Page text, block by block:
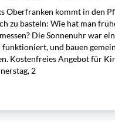
Oberfranken kommt in den
zu basteln: Wie hat man
Die Sonnenuhr war
funktioniert, und bauen
Kostenfreies Angebot für
2